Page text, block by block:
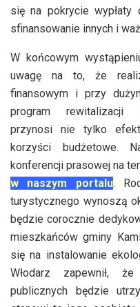
się na pokrycie wypłaty
sfinansowanie innych i
W końcowym
uwagę na to, że
finansowym i przy
program rewitalizacji
przynosi nie tylko
korzyści budżetowe.
konferencji prasowej na
w naszym portalu.
turystycznego wynoszą
będzie corocznie
mieszkańców gminy
się na instalowanie
Włodarz zapewnił,
publicznych będzie